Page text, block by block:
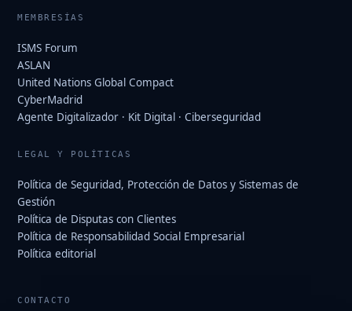
MEMBRESÍAS
ISMS Forum
ASLAN
United Nations Global Compact
CyberMadrid
Agente Digitalizador · Kit Digital · Ciberseguridad
LEGAL Y POLÍTICAS
Política de Seguridad, Protección de Datos y Sistemas de
Gestión
Política de Disputas con Clientes
Política de Responsabilidad Social Empresarial
Política editorial
CONTACTO